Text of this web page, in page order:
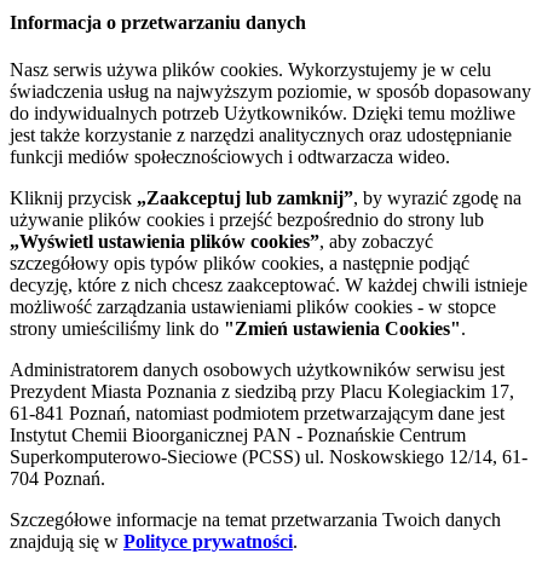
Informacja o przetwarzaniu danych
Nasz serwis używa plików cookies. Wykorzystujemy je w celu
świadczenia usług na najwyższym poziomie, w sposób dopasowany
do indywidualnych potrzeb Użytkowników. Dzięki temu możliwe
jest także korzystanie z narzędzi analitycznych oraz udostępnianie
funkcji mediów społecznościowych i odtwarzacza wideo.
Kliknij przycisk „Zaakceptuj lub zamknij”, by wyrazić zgodę na
używanie plików cookies i przejść bezpośrednio do strony lub
„Wyświetl ustawienia plików cookies”, aby zobaczyć
szczegółowy opis typów plików cookies, a następnie podjąć
decyzję, które z nich chcesz zaakceptować. W każdej chwili istnieje
możliwość zarządzania ustawieniami plików cookies - w stopce
strony umieściliśmy link do "Zmień ustawienia Cookies".
Administratorem danych osobowych użytkowników serwisu jest
Prezydent Miasta Poznania z siedzibą przy Placu Kolegiackim 17,
61-841 Poznań, natomiast podmiotem przetwarzającym dane jest
Instytut Chemii Bioorganicznej PAN - Poznańskie Centrum
Superkomputerowo-Sieciowe (PCSS) ul. Noskowskiego 12/14, 61-
704 Poznań.
Szczegółowe informacje na temat przetwarzania Twoich danych
znajdują się w Polityce prywatności.